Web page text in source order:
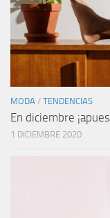
MODA / TENDENCIAS
En diciembre
1 DICIEMBRE 2020